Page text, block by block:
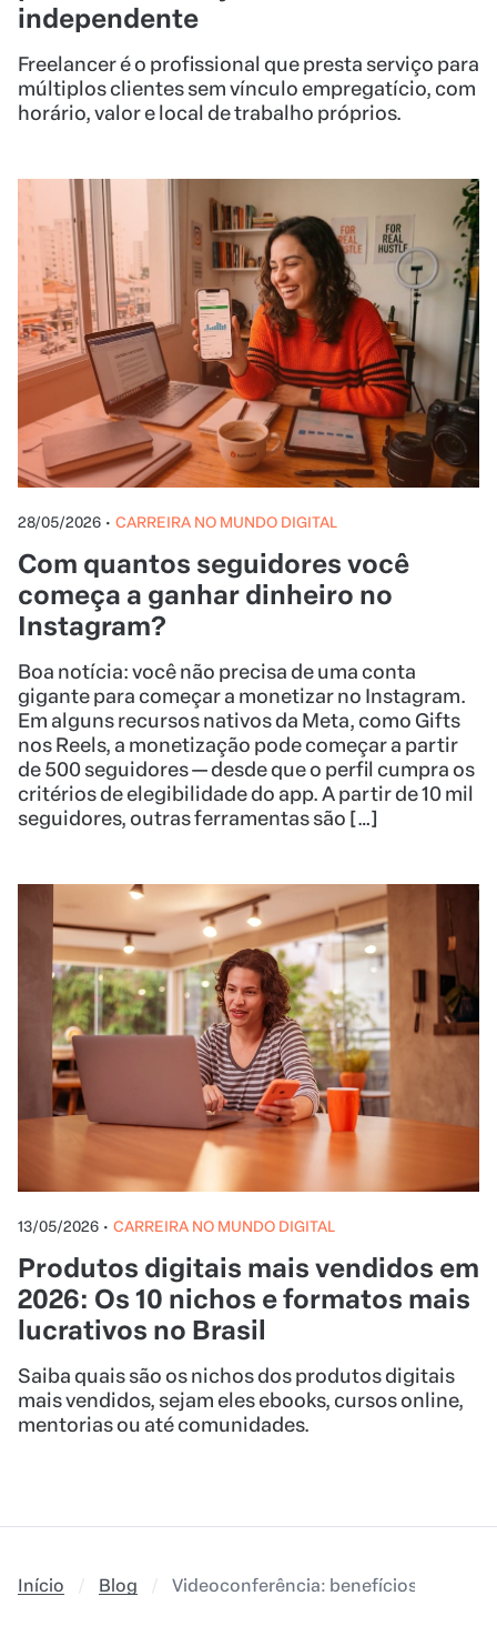
independente
Freelancer é o profissional que presta serviço para
múltiplos clientes sem vínculo empregatício, com
horário, valor e local de trabalho próprios.
28/05/2026 • CARREIRA NO MUNDO DIGITAL
Com quantos seguidores você
começa a ganhar dinheiro no
Instagram?
Boa notícia: você não precisa de uma conta
gigante para começar a monetizar no Instagram.
Em alguns recursos nativos da Meta, como Gifts
nos Reels, a monetização pode começar a partir
de 500 seguidores — desde que o perfil cumpra os
critérios de elegibilidade do app. A partir de 10 mil
seguidores, outras ferramentas são […]
13/05/2026 • CARREIRA NO MUNDO DIGITAL
Produtos digitais mais vendidos em
2026: Os 10 nichos e formatos mais
lucrativos no Brasil
Saiba quais são os nichos dos produtos digitais
mais vendidos, sejam eles ebooks, cursos online,
mentorias ou até comunidades.
Início Blog Videoconferência: benefícios e